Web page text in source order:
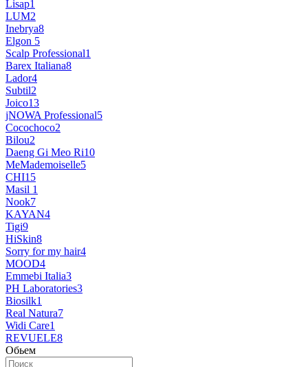
Lisap1
LUM2
Inebrya8
Elgon 5
Scalp Professional1
Barex Italiana8
Lador4
Subtil2
Joico13
jNOWA Professional5
Cocochoco2
Bilou2
Daeng Gi Meo Ri10
MeMademoiselle5
CHI15
Masil 1
Nook7
KAYAN4
Tigi9
HiSkin8
Sorry for my hair4
MOOD4
Emmebi Italia3
PH Laboratories3
Biosilk1
Real Natura7
Widi Care1
REVUELE8
Обьем